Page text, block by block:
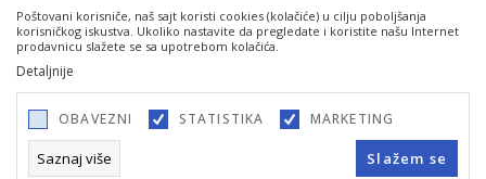
PRIJAVITE SE
Poštovani korisniče, naš sajt koristi cookies (kolačiće) u cilju poboljšanja
korisničkog iskustva. Ukoliko nastavite da pregledate i koristite našu Internet
prodavnicu slažete se sa upotrebom kolačića.
Detaljnije
OBAVEZNI STATISTIKA MARKETING
Saznaj više Slažem se